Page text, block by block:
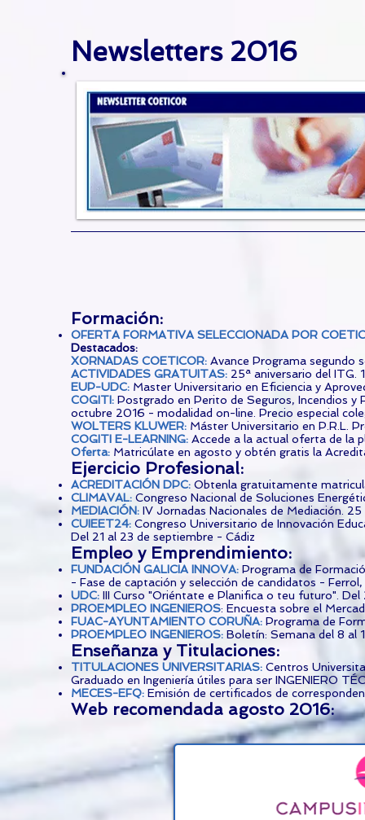
Newsletters 2016
Formación:​
OFERTA FORMATIVA SELECCIONADA POR
Destacados:
XORNADAS COETICOR: Avance Programa segundo
ACTIVIDADES GRATUITAS: 25ª aniversario del ITG.
EUP-UDC: Master Universitario en Eficiencia y
COGITI: Postgrado en Perito de Seguros, Incendios y
octubre 2016 - modalidad on-line. Precio especial
WOLTERS KLUWER: Máster Universitario en P.R.L.
COGITI E-LEARNING: Accede a la actual oferta de la
Oferta: Matricúlate en agosto y obtén gratis la
Ejercicio Profesional:
ACREDITACIÓN DPC: Obtenla gratuitamente
CLIMAVAL: Congreso Nacional de Soluciones
MEDIACIÓN: IV Jornadas Nacionales de Mediación.
CUIEET24: Congreso Universitario de Innovación
Del 21 al 23 de septiembre - Cádiz
Empleo y Emprendimiento:
FUNDACIÓN GALICIA INNOVA: Programa de
- Fase de captación y selección de candidatos -
UDC: III Curso "Oriéntate e Planifica o teu futuro".
PROEMPLEO INGENIEROS: Encuesta sobre el
FUAC-AYUNTAMIENTO CORUÑA: Programa de
PROEMPLEO INGENIEROS: Boletín: Semana del 8 al
Enseñanza y Titulaciones:
TITULACIONES UNIVERSITARIAS: Centros
Graduado en Ingeniería útiles para ser INGENIERO
MECES-EFQ: Emisión de certificados de
Web recomendada agosto 2016: